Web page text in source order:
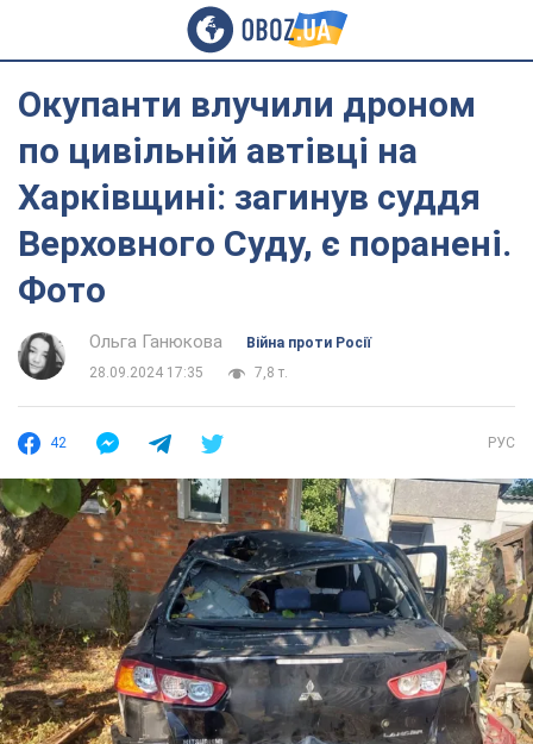
Окупанти влучили дроном
по цивільній автівці на
Харківщині: загинув суддя
Верховного Суду, є поранені.
Фото
Ольга Ганюкова
Війна проти Росії
28.09.2024 17:35
7,8 т.
42 РУС